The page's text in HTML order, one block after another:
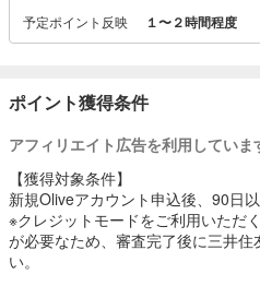
詳しい条件はこちら
sp
～Oliveフレキシブルペイで、Vポイ
「おトクに使えて便利」と話題の
対象のコンビニ・飲食店でのスマ
ーダーで、最大20％ポイント還元！
三井住友カード（NL）の最大7％ポ
Oliveフレキシブルペイならさらに
ス！
予定ポイント反映 １〜２時間程度
ポイント獲得条件
アフィリエイト広告を利用していま
【獲得対象条件】
新規Oliveアカウント申込後、90日
※クレジットモードをご利用いただ
が必要なため、審査完了後に三井
い。